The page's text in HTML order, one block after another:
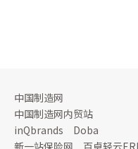
中国制造网
中国制造网内贸站
inQbrands
Doba
新一站保险网
百卓轻云